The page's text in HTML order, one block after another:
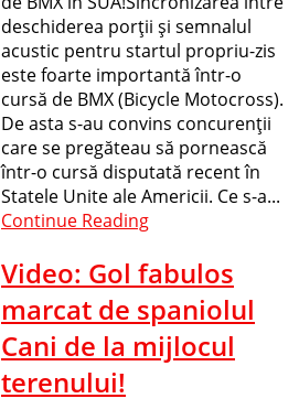
deschiderea porţii şi semnalul
acustic pentru startul propriu-zis
este foarte importantă într-o
cursă de BMX (Bicycle Motocross).
De asta s-au convins concurenţii
care se pregăteau să pornească
într-o cursă disputată recent în
Statele Unite ale Americii. Ce s-a...
Continue Reading
Video: Gol fabulos
marcat de spaniolul
Cani de la mijlocul
terenului!